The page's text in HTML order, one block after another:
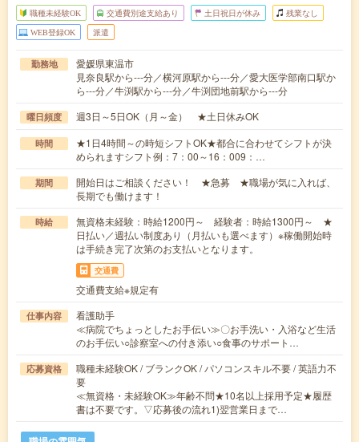
職種未経験OK 交通費別途支給あり 土日祝日が休み 残業なし
WEB登録OK 派遣
勤務地
愛媛県東温市
見奈良駅から---分／横河原駅から---分／愛大医学部南口駅か
ら---分／牛渕駅から---分／牛渕団地前駅から---分
曜日頻度 週3日～5日OK（月～金） ★土日休みOK
時間
★1日4時間～の時短シフトOK★都合に合わせてシフトが決
められますシフト例：7：00～16：009：…
期間
開始日はご相談ください！ ★急募 ★職場が気に入れば、
長期でも働けます！
時給
無資格未経験：時給1200円～ 経験者：時給1300円～ ★
日払い／週払い制度あり（月払いも選べます）※稼働開始時
は手続き完了次第のお支払いとなります。
交通費
交通費支給※規定有
仕事内容
看護助手
≪病院でちょっとしたお手伝い≫〇お手洗い・入浴など生活
のお手伝い○診察室への付き添い○食事のサポート…
応募資格
職種未経験OK / ブランクOK / パソコンスキル不要 / 英語力不
要
≪無資格・未経験OK≫年齢不問★10名以上採用予定★履歴
書は不要です。▽応募後の流れ1)翌営業日まで…